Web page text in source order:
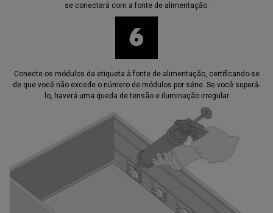
se conectará com a fonte de alimentação.
Conecte os módulos da etiqueta à fonte de alimentação, certificando-se
de que você não excede o número de módulos por série. Se você superá-
lo, haverá uma queda de tensão e iluminação irregular